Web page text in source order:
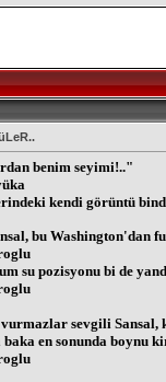
benim seyimi!.."
kendi görüntü
bu Washington'dan
su pozisyonu bi de
sevgili Sansal,
baka en sonunda